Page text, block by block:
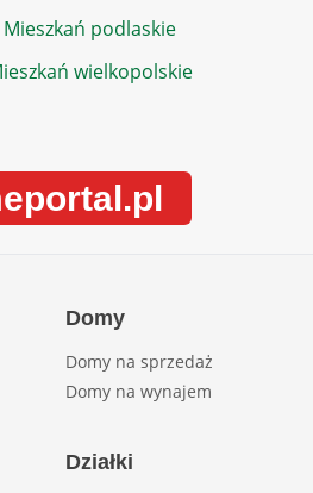
podlaskie
wielkopolskie
Domy
Domy na sprzedaż
Domy na wynajem
Działki